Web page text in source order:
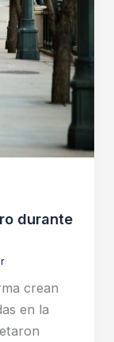
durante
crean
en la